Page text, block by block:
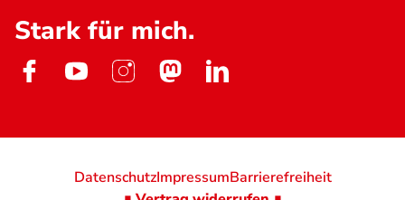
Stark für mich.
DatenschutzImpressumBarrierefreiheit